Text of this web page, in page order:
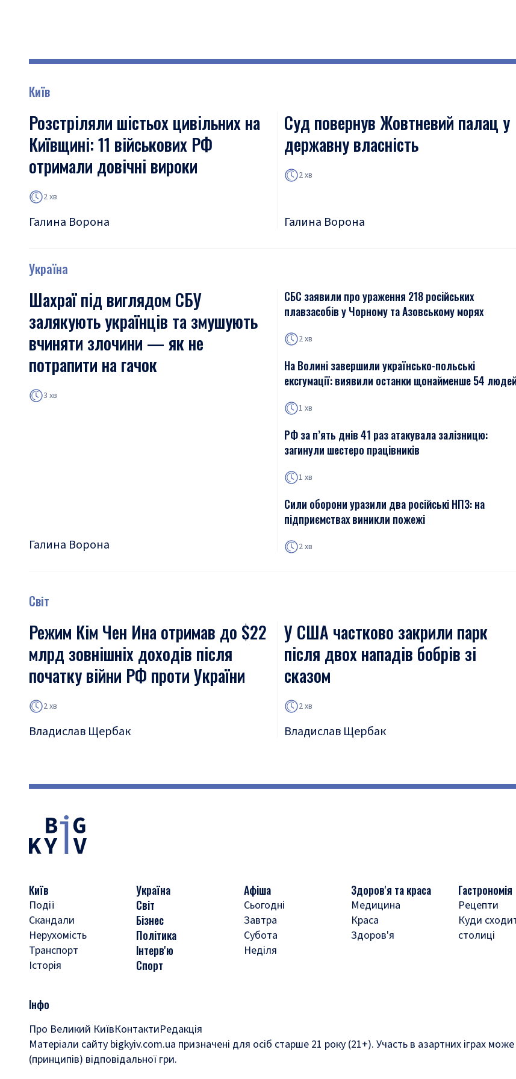
Київ
Розстріляли шістьох цивільних на
Київщині: 11 військових РФ
отримали довічні вироки
2 хв
Галина Ворона
Суд повернув Жовтневий палац у
державну власність
2 хв
Галина Ворона
Україна
Шахраї під виглядом СБУ
залякують українців та змушують
вчиняти злочини — як не
потрапити на гачок
3 хв
Галина Ворона
СБС заявили про ураження 218 російських
плавзасобів у Чорному та Азовському морях
2 хв
На Волині завершили українсько-польські
ексгумації: виявили останки щонайменше 54
1 хв
РФ за п’ять днів 41 раз атакувала залізницю:
загинули шестеро працівників
1 хв
Сили оборони уразили два російські НПЗ: на
підприємствах виникли пожежі
2 хв
Світ
Режим Кім Чен Ина отримав до $22
млрд зовнішніх доходів після
початку війни РФ проти України
2 хв
Владислав Щербак
У США частково закрили парк
після двох нападів бобрів зі
сказом
2 хв
Владислав Щербак
Київ
Події
Скандали
Нерухомість
Транспорт
Історія
Україна
Світ
Бізнес
Політика
Інтерв'ю
Спорт
Афіша
Сьогодні
Завтра
Субота
Неділя
Здоров'я та краса
Медицина
Краса
Здоров'я
Гастрономія
Рецепти
Куди
столиці
Інфо
Про Великий КиївКонтактиРедакція
Матеріали сайту bigkyiv.com.ua призначені для осіб старше 21 року (21+). Участь в азартних іграх
(принципів) відповідальної гри.